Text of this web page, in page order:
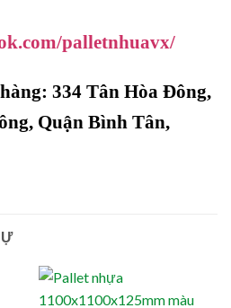
palletnhuavx/
334 Tân Hòa Đông,
Quận Bình Tân,